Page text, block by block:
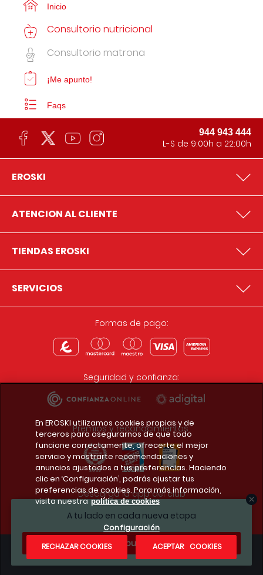
A tu lado en cada nueva etapa
¿Te apuntas?
Inicio
Consultorio nutricional
Consultorio matrona
¡Me apunto!
Faqs
944 943 444
L-S de 9:00h a 22:00h
EROSKI
ATENCION AL CLIENTE
TIENDAS EROSKI
SERVICIOS
Formas de pago:
Seguridad y confianza:
Premios y reconocimientos:
Descarga la app del club
Condiciones legales
En EROSKI utilizamos cookies propias y de
terceros para asegurarnos de que todo
funcione correctamente, ofrecerte el mejor
servicio y mostrarte recomendaciones y
anuncios ajustados a tus preferencias. Haciendo
clic en ‘Configuración’, podrás ajustar tus
preferencias de cookies. Para más información,
visita nuestra política de cookies
Configuración
RECHAZAR COOKIES
ACEPTAR COOKIES